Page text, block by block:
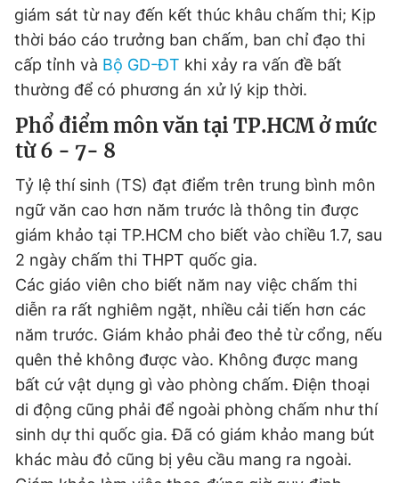
giám sát từ nay đến kết thúc khâu chấm thi; Kịp
thời báo cáo trưởng ban chấm, ban chỉ đạo thi
cấp tỉnh và Bộ GD-ĐT khi xảy ra vấn đề bất
thường để có phương án xử lý kịp thời.
Phổ điểm môn văn tại TP.HCM ở mức
từ 6 - 7- 8
Tỷ lệ thí sinh (TS) đạt điểm trên trung bình môn
ngữ văn cao hơn năm trước là thông tin được
giám khảo tại TP.HCM cho biết vào chiều 1.7, sau
2 ngày chấm thi THPT quốc gia.
Các giáo viên cho biết năm nay việc chấm thi
diễn ra rất nghiêm ngặt, nhiều cải tiến hơn các
năm trước. Giám khảo phải đeo thẻ từ cổng, nếu
quên thẻ không được vào. Không được mang
bất cứ vật dụng gì vào phòng chấm. Điện thoại
di động cũng phải để ngoài phòng chấm như thí
sinh dự thi quốc gia. Đã có giám khảo mang bút
khác màu đỏ cũng bị yêu cầu mang ra ngoài.